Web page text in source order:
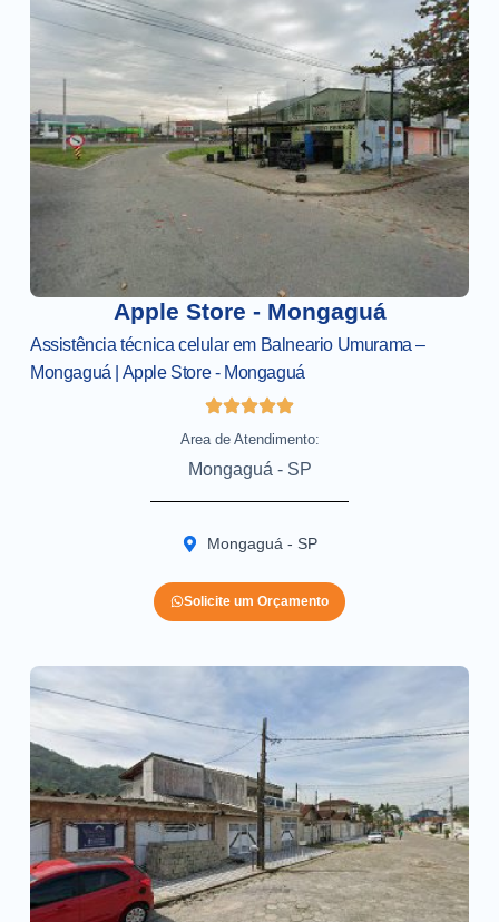
Apple Store - Mongaguá
Assistência técnica celular em Balneario Umurama –
Mongaguá | Apple Store - Mongaguá
Area de Atendimento:
Mongaguá - SP
Mongaguá - SP
Solicite um Orçamento